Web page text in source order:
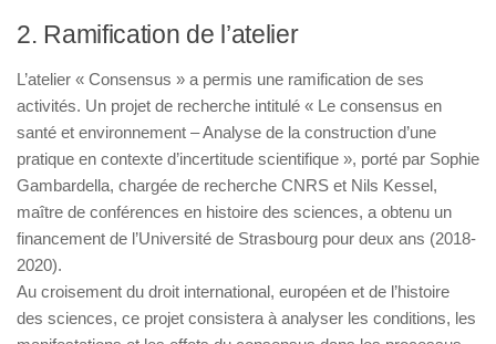
2. Ramification de l’atelier
L’atelier « Consensus » a permis une ramification de ses
activités. Un projet de recherche intitulé « Le consensus en
santé et environnement – Analyse de la construction d’une
pratique en contexte d’incertitude scientifique », porté par Sophie
Gambardella, chargée de recherche CNRS et Nils Kessel,
maître de conférences en histoire des sciences, a obtenu un
financement de l’Université de Strasbourg pour deux ans (2018-
2020).
Au croisement du droit international, européen et de l’histoire
des sciences, ce projet consistera à analyser les conditions, les